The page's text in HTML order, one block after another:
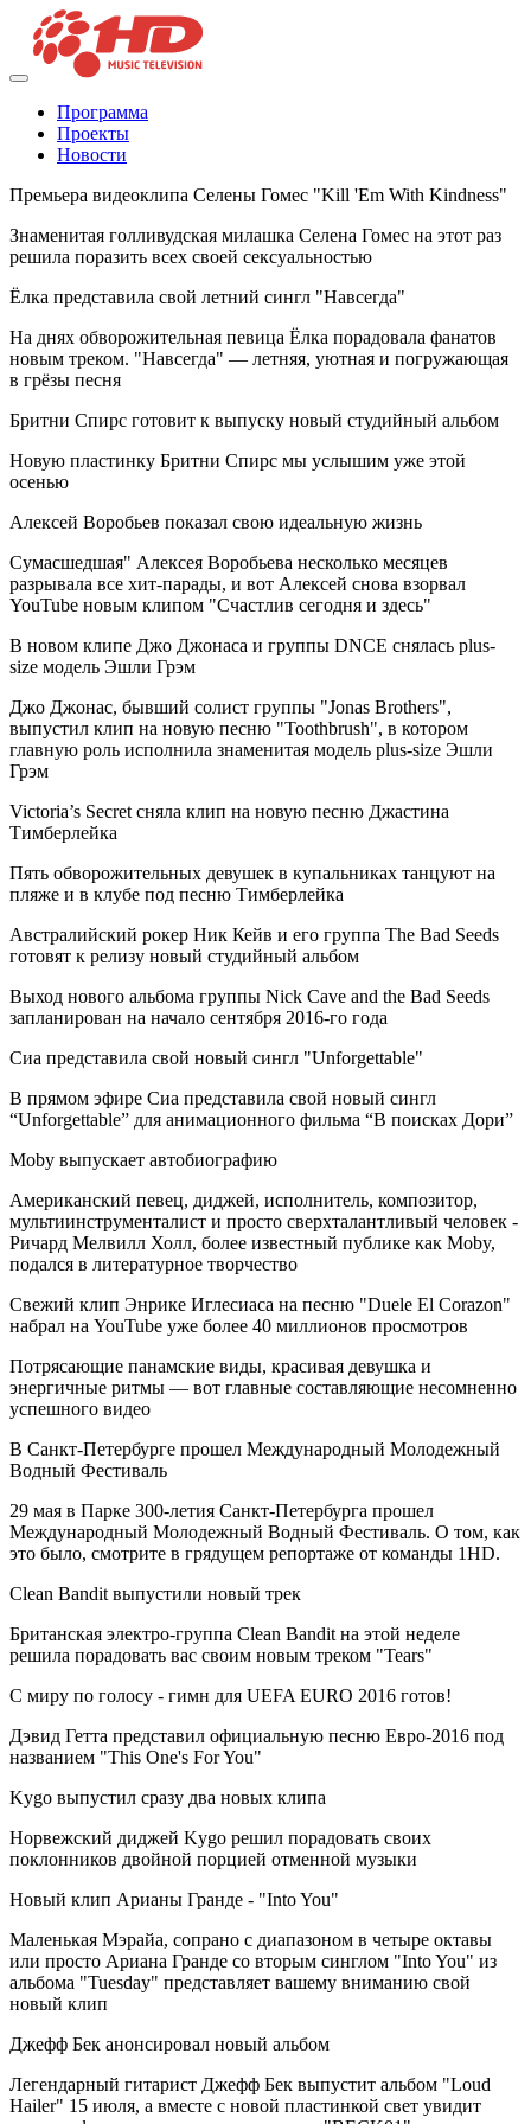
Программа
Проекты
Новости
Премьера видеоклипа Селены Гомес "Kill 'Em With Kindness"
Знаменитая голливудская милашка Селена Гомес на этот раз
решила поразить всех своей сексуальностью
Ёлка представила свой летний сингл "Навсегда"
На днях обворожительная певица Ёлка порадовала фанатов
новым треком. "Навсегда" — летняя, уютная и погружающая
в грёзы песня
Бритни Спирс готовит к выпуску новый студийный альбом
Новую пластинку Бритни Спирс мы услышим уже этой
осенью
Алексей Воробьев показал свою идеальную жизнь
Сумасшедшая" Алексея Воробьева несколько месяцев
разрывала все хит-парады, и вот Алексей снова взорвал
YouTube новым клипом "Счастлив сегодня и здесь"
В новом клипе Джо Джонаса и группы DNCE снялась plus-
size модель Эшли Грэм
Джо Джонас, бывший солист группы "Jonas Brothers",
выпустил клип на новую песню "Toothbrush", в котором
главную роль исполнила знаменитая модель plus-size Эшли
Грэм
Victoria’s Secret сняла клип на новую песню Джастина
Тимберлейка
Пять обворожительных девушек в купальниках танцуют на
пляже и в клубе под песню Тимберлейка
Австралийский рокер Ник Кейв и его группа The Bad Seeds
готовят к релизу новый студийный альбом
Выход нового альбома группы Nick Cave and the Bad Seeds
запланирован на начало сентября 2016-го года
Сиа представила свой новый сингл "Unforgettable"
В прямом эфире Сиа представила свой новый сингл
“Unforgettable” для анимационного фильма “В поисках Дори”
Moby выпускает автобиографию
Американский певец, диджей, исполнитель, композитор,
мультиинструменталист и просто сверхталантливый человек -
Ричард Мелвилл Холл, более известный публике как Moby,
подался в литературное творчество
Свежий клип Энрике Иглесиаса на песню "Duele El Corazon"
набрал на YouTube уже более 40 миллионов просмотров
Потрясающие панамские виды, красивая девушка и
энергичные ритмы — вот главные составляющие несомненно
успешного видео
В Санкт-Петербурге прошел Международный Молодежный
Водный Фестиваль
29 мая в Парке 300-летия Санкт-Петербурга прошел
Международный Молодежный Водный Фестиваль. О том, как
это было, смотрите в грядущем репортаже от команды 1HD.
Clean Bandit выпустили новый трек
Британская электро-группа Clean Bandit на этой неделе
решила порадовать вас своим новым треком "Tears"
С миру по голосу - гимн для UEFA EURO 2016 готов!
Дэвид Гетта представил официальную песню Евро-2016 под
названием "This One's For You"
Kygo выпустил сразу два новых клипа
Норвежский диджей Kygo решил порадовать своих
поклонников двойной порцией отменной музыки
Новый клип Арианы Гранде - "Into You"
Маленькая Мэрайа, сопрано с диапазоном в четыре октавы
или просто Ариана Гранде со вторым синглом "Into You" из
альбома "Tuesday" представляет вашему вниманию свой
новый клип
Джефф Бек анонсировал новый альбом
Легендарный гитарист Джефф Бек выпустит альбом "Loud
Hailer" 15 июля, а вместе с новой пластинкой свет увидит